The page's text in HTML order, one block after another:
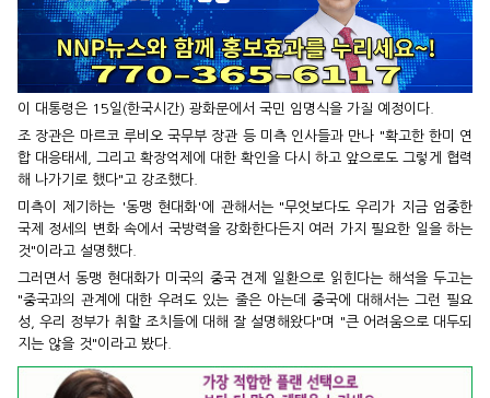
이 대통령은 15일(한국시간) 광화문에서 국민 임명식을 가질 예정이다.
조 장관은 마르코 루비오 국무부 장관 등 미측 인사들과 만나 "확고한 한미 연
합 대응태세, 그리고 확장억제에 대한 확인을 다시 하고 앞으로도 그렇게 협력
해 나가기로 했다"고 강조했다.
미측이 제기하는 '동맹 현대화'에 관해서는 "무엇보다도 우리가 지금 엄중한
국제 정세의 변화 속에서 국방력을 강화한다든지 여러 가지 필요한 일을 하는
것"이라고 설명했다.
그러면서 동맹 현대화가 미국의 중국 견제 일환으로 읽힌다는 해석을 두고는
"중국과의 관계에 대한 우려도 있는 줄은 아는데 중국에 대해서는 그런 필요
성, 우리 정부가 취할 조치들에 대해 잘 설명해왔다"며 "큰 어려움으로 대두되
지는 않을 것"이라고 봤다.